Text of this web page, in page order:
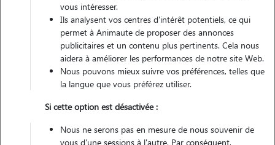
Contacter
L'envoi d'une demande est sans engagement
vous intéresser.
Ils analysent vos centres d'intérêt potentiels, ce qui
permet à Animaute de proposer des annonces
publicitaires et un contenu plus pertinents. Cela nous
aidera à améliorer les performances de notre site Web.
Nous pouvons mieux suivre vos préférences, telles que
la langue que vous préférez utiliser.
Si cette option est désactivée :
Nous ne serons pas en mesure de nous souvenir de
vous d'une sessions à l'autre. Par conséquent,